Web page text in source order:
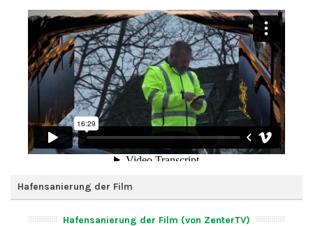
Hafensanierung der Film
Hafensanierung der Film (von ZenterTV)